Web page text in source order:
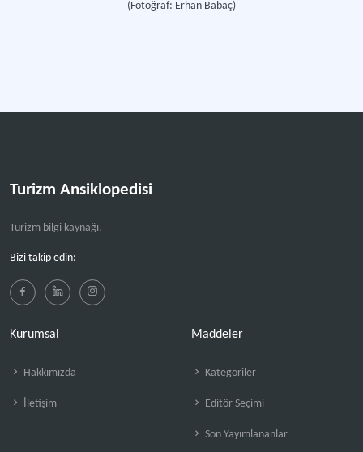
(Fotoğraf: Erhan Babaç)
Turizm Ansiklopedisi
Turizm bilgi kaynağı.
Bizi takip edin:
Kurumsal
Hakkımızda
İletişim
Maddeler
Kategoriler
Editör Seçimi
Son Yayımlananlar